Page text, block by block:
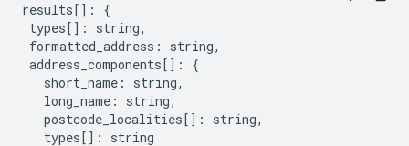
results [] :
{
types [] : string,
formatted_address : string,
address_components [] :
{
short_name : string,
long_name : string,
postcode_localities [] : string,
types [] :
string